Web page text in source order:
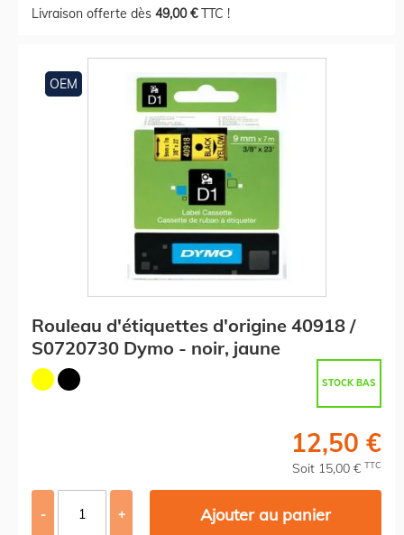
Livraison offerte dès 49,00 €TTC !
OEM
Rouleau d'étiquettes d'origine 40918 /
S0720730 Dymo - noir, jaune
STOCK BAS
12,50 €
Soit 15,00 € TTC
- + Ajouter au panier